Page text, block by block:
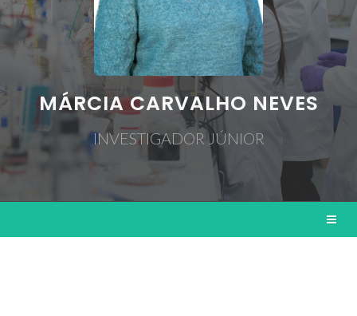
MÁRCIA CARVALHO NEVES
INVESTIGADOR JÚNIOR